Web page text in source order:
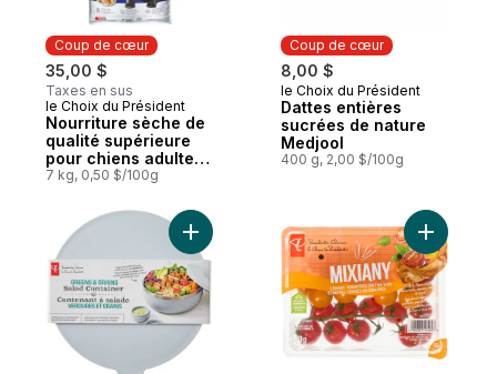
Coup de cœur
35,00 $
Taxes en sus
Coup de cœur
le Choix du Président
Nourriture sèche de
qualité supérieure
pour chiens adultes
Nutrition première
au saumon, aux
pommes de terre et
aux pois
7 kg, 0,50 $/100g
Coup de cœur
8,00 $
Coup de cœur
le Choix du Président
Dattes entières
sucrées de nature
Medjool
400 g, 2,00 $/100g
Ajouter Contenant à salade Verdure et